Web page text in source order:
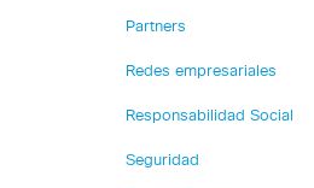
Partners
Redes empresariales
Responsabilidad Social
Seguridad